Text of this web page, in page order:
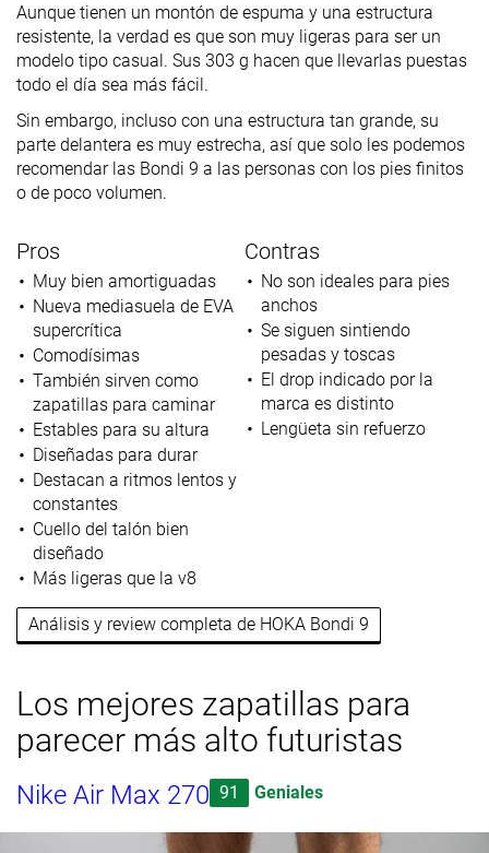
Aunque tienen un montón de espuma y una estructura
resistente, la verdad es que son muy ligeras para ser un
modelo tipo casual. Sus 303 g hacen que llevarlas puestas
todo el día sea más fácil.
Sin embargo, incluso con una estructura tan grande, su
parte delantera es muy estrecha, así que solo les podemos
recomendar las Bondi 9 a las personas con los pies finitos
o de poco volumen.
Pros
Muy bien amortiguadas
Nueva mediasuela de EVA
supercrítica
Comodísimas
También sirven como
zapatillas para caminar
Estables para su altura
Diseñadas para durar
Destacan a ritmos lentos y
constantes
Cuello del talón bien
diseñado
Más ligeras que la v8
Contras
No son ideales para pies
anchos
Se siguen sintiendo
pesadas y toscas
El drop indicado por la
marca es distinto
Lengüeta sin refuerzo
Análisis y review completa de HOKA Bondi 9
Los mejores zapatillas para
parecer más alto futuristas
Nike Air Max 270 91 Geniales